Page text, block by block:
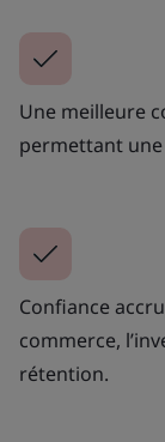
Une meilleure
permettant
Confiance
commerce,
rétention.